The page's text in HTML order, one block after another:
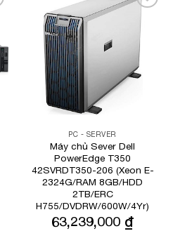
PC - SERVER
Máy chủ Sever Dell
PowerEdge T350
42SVRDT350-206 (Xeon E-
2324G/RAM 8GB/HDD
2TB/ERC
H755/DVDRW/600W/4Yr)
63,239,000 ₫